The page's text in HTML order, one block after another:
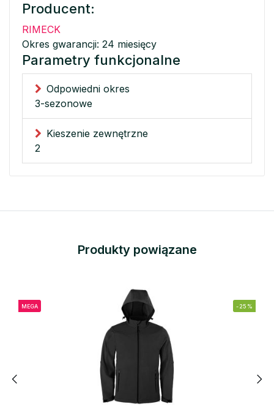
Producent:
RIMECK
Okres gwarancji: 24 miesięcy
Parametry funkcjonalne
Odpowiedni okres
3-sezonowe
Kieszenie zewnętrzne
2
Produkty powiązane
MEGA -25%